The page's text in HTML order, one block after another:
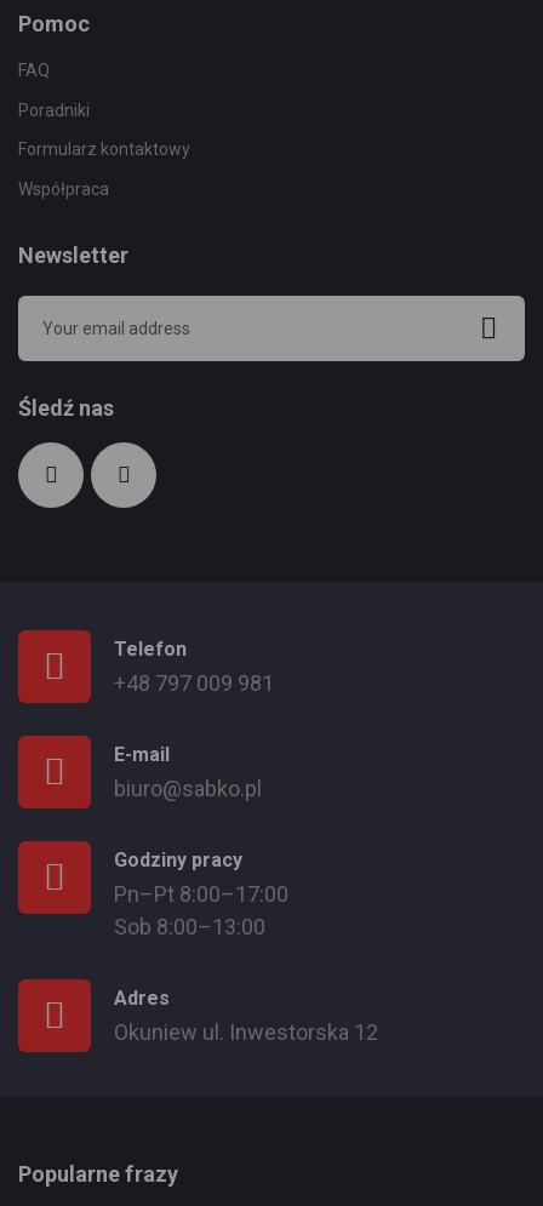
Pomoc
FAQ
Poradniki
Formularz kontaktowy
Współpraca
Newsletter
Śledź nas
Telefon
+48 797 009 981
E-mail
biuro@sabko.pl
Godziny pracy
Pn–Pt 8:00–17:00
Sob 8:00–13:00
Adres
Okuniew ul. Inwestorska 12
Popularne frazy